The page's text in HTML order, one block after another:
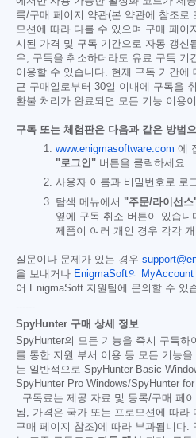
록/구매 페이지 약관(본 약관에 참조로
모션에 따라 다를 수 있으며 구매 페이
시된 가격 및 구독 기간으로 자동 갱신
우, 구독을 취소하더라도 유료 구독 기
이용할 수 있습니다. 현재 구독 기간에
근 구매일로부터 30일 이내에 구독을
환불 처리가 완료되면 모든 기능 이용
구독 또는 체험판은 다음과 같은 방법
www.enigmasoftware.com 에
"로그인" 버튼을 클릭하세요.
사용자 이름과 비밀번호로 로
탐색 메뉴에서 "주문/라이선
옆에 구독 취소 버튼이 있습
제품이 여러 개인 경우 각각
질문이나 문제가 있는 경우
을 보내거나 EnigmaSoft의 MyAccount
어 EnigmaSoft 지원팀에 문의할 수 있
------
SpyHunter 구매 상세 정보
SpyHunter의 모든 기능을 즉시 구독하
를 통한 지원 부서 이용 등 모든 기능
는 일반적으로 SpyHunter Basic
SpyHunter Pro Windows/SpyHunter
. 구독료는 제공 자료 및 등록/구매 페
됨, 가격은 국가 또는 프로모션에 따라
구매 페이지 참조)에 따라 부과됩니다.